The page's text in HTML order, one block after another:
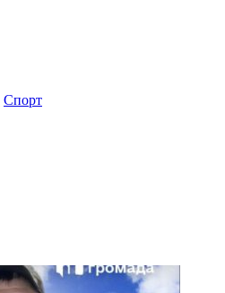
Спорт